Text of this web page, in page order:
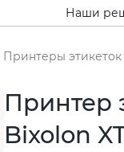
Наши
Принтеры этикеток
Принтер
Bixolon